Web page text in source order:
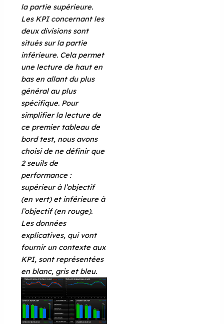
la partie supérieure.
Les KPI concernant les
deux divisions sont
situés sur la partie
inférieure. Cela permet
une lecture de haut en
bas en allant du plus
général au plus
spécifique. Pour
simplifier la lecture de
ce premier tableau de
bord test, nous avons
choisi de ne définir que
2 seuils de
performance :
supérieur à l’objectif
(en vert) et inférieure à
l’objectif (en rouge).
Les données
explicatives, qui vont
fournir un contexte aux
KPI, sont représentées
en blanc, gris et bleu.